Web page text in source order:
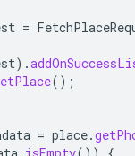
=
).
();
= place.